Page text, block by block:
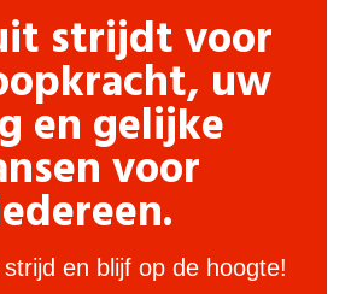
strijdt voor
uw
en gelijke
voor
en blijf op de hoogte!